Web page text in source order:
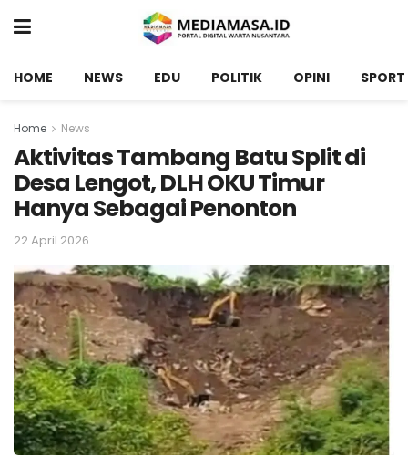
HOME NEWS EDU POLITIK OPINI SPORT
Home News
Aktivitas Tambang Batu Split di
Desa Lengot, DLH OKU Timur
Hanya Sebagai Penonton
22 April 2026